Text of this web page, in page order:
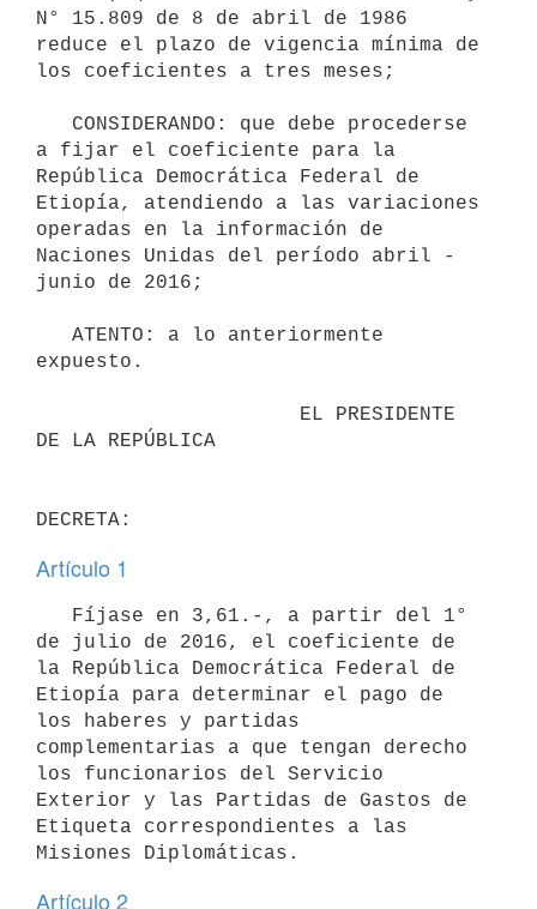
N° 15.809 de 8 de abril de 1986
reduce el plazo de vigencia mínima de
los coeficientes a tres meses;
a fijar el coeficiente para la
República Democrática Federal de
Etiopía, atendiendo a las variaciones
operadas en la información de
Naciones Unidas del período abril -
junio de 2016;
expuesto.
DE LA REPÚBLICA
Artículo 1
de julio de 2016, el coeficiente de
la República Democrática Federal de
Etiopía para determinar el pago de
los haberes y partidas
complementarias a que tengan derecho
los funcionarios del Servicio
Exterior y las Partidas de Gastos de
Etiqueta correspondientes a las
Artículo 2